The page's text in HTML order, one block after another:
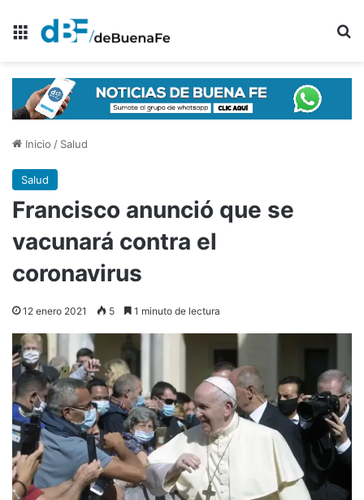
Menú
Inicio / Salud
Salud
Francisco anunció que se
vacunará contra el
coronavirus
12 enero 2021 5 1 minuto de lectura